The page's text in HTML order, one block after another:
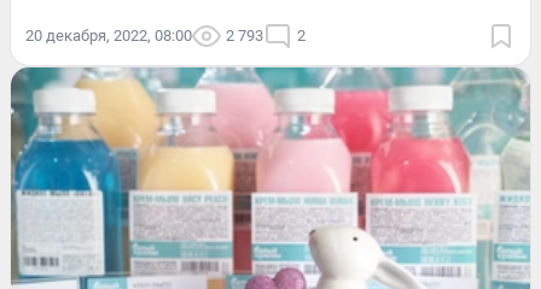
20 декабря, 2022, 08:00 2 793 2